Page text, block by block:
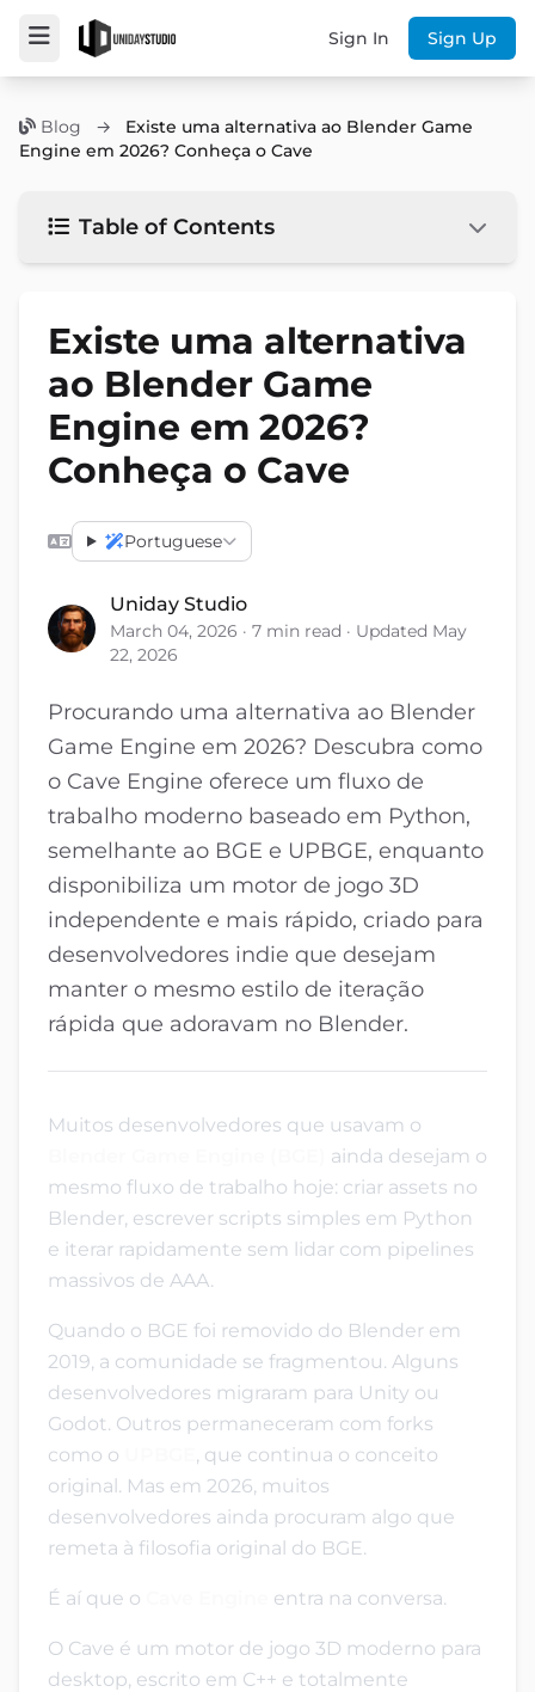
Sign In Sign Up
Blog →
Existe uma alternativa ao Blender Game
Engine em 2026? Conheça o Cave
Table of Contents
Existe uma alternativa
ao Blender Game
Engine em 2026?
Conheça o Cave
Portuguese
Uniday Studio
March 04, 2026 · 7 min read · Updated May
22, 2026
Procurando uma alternativa ao Blender
Game Engine em 2026? Descubra como
o Cave Engine oferece um fluxo de
trabalho moderno baseado em Python,
semelhante ao BGE e UPBGE, enquanto
disponibiliza um motor de jogo 3D
independente e mais rápido, criado para
desenvolvedores indie que desejam
manter o mesmo estilo de iteração
rápida que adoravam no Blender.
Muitos desenvolvedores que usavam o
ainda desejam o
mesmo fluxo de trabalho hoje: criar assets no
Blender, escrever scripts simples em Python
e iterar rapidamente sem lidar com pipelines
massivos de AAA.
Quando o BGE foi removido do Blender em
2019, a comunidade se fragmentou. Alguns
desenvolvedores migraram para Unity ou
Godot. Outros permaneceram com forks
como o
, que continua o conceito
original. Mas em 2026, muitos
desenvolvedores ainda procuram algo que
remeta à filosofia original do BGE.
É aí que o entra na conversa.
O Cave é um motor de jogo 3D moderno para
desktop, escrito em C++ e totalmente